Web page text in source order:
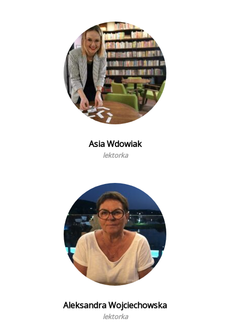
Asia Wdowiak
lektorka
Aleksandra Wojciechowska
lektorka